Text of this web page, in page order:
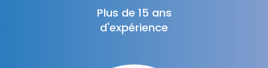
Plus de 15 ans
d'expérience